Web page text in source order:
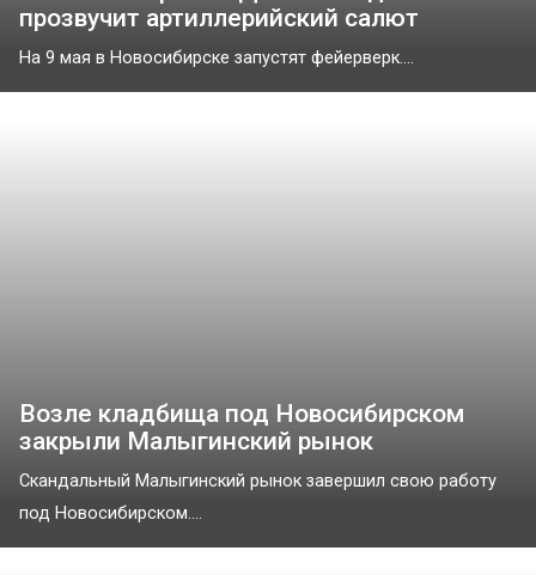
прозвучит артиллерийский салют
На 9 мая в Новосибирске запустят фейерверк....
Возле кладбища под Новосибирском
закрыли Малыгинский рынок
Скандальный Малыгинский рынок завершил свою работу
под Новосибирском....